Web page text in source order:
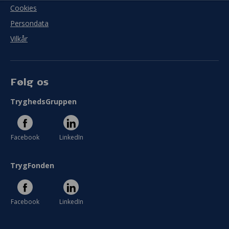
Cookies
Persondata
Vilkår
Følg os
TryghedsGruppen
Facebook LinkedIn
TrygFonden
Facebook LinkedIn